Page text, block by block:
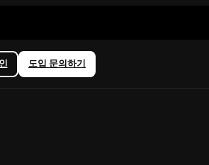
도입 문의하기